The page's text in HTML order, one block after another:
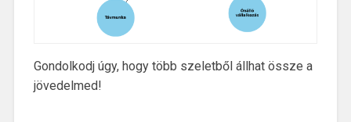
Gondolkodj úgy, hogy több szeletből állhat össze a
jövedelmed!